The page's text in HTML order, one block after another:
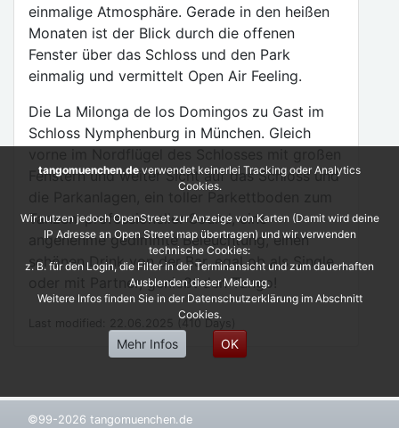
einmalige Atmosphäre. Gerade in den heißen
Monaten ist der Blick durch die offenen
Fenster über das Schloss und den Park
einmalig und vermittelt Open Air Feeling.
Die La Milonga de los Domingos zu Gast im
Schloss Nymphenburg in München. Gleich
Fenstern und weiter Sicht auf das Schloss und
Tanzen. professioneller Sound, eine
angenehme gedimmte Beleuchtung, einen
schönen Drink von der Bar, egal ob als Single
oder mit Partner, genießt den Tango!
Last modified: 22.06.2025 (410 Days)
©99-2026 tangomuenchen.de
tangomuenchen.de verwendet keinerlei Tracking oder Analytics
Cookies.
Wir nutzen jedoch OpenStreet zur Anzeige von Karten (Damit wird deine
IP Adresse an Open Street map übertragen) und wir verwenden
technische Cookies:
z. B. für den Login, die Filter in der Terminansicht und zum dauerhaften
Ausblenden dieser Meldung.
Weitere Infos finden Sie in der Datenschutzerklärung im Abschnitt
Cookies.
Mehr Infos OK